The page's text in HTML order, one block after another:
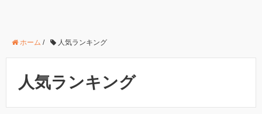
ホーム / 人気ランキング
人気ランキング